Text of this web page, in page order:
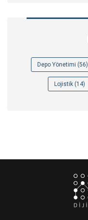
Depo Yönetimi (56)
Lojistik (14)